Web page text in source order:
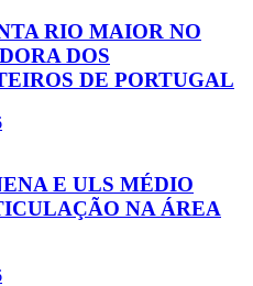
RIO MAIOR NO
DOS
DE PORTUGAL
E ULS MÉDIO
NA ÁREA